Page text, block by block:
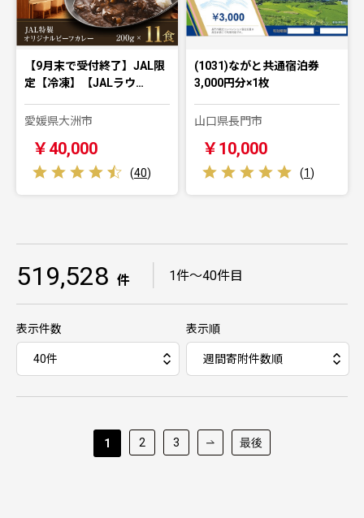
【9月末で受付終了】JAL限
定【冷凍】【JALラウ…
愛媛県大洲市
￥40,000
(40)
(1031)ながと共通宿泊券
3,000円分×1枚
山口県長門市
￥10,000
(1)
519,528 件 1件～40件目
表示件数 表示順
1 2 3 最後